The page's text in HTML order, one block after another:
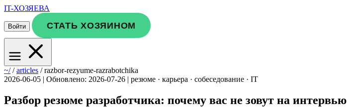
IT-ХОЗЯЕВА
Войти СТАТЬ ХОЗЯИНОМ
~/ / articles / razbor-rezyume-razrabotchika
2026-06-05 | Обновлено: 2026-07-26 | резюме · карьера · собеседование · IT
Разбор резюме разработчика: почему вас не зовут на интервью